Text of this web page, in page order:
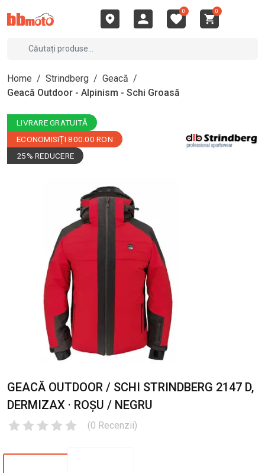
0 0
Home / Strindberg / Geacă /
Geacă Outdoor - Alpinism - Schi Groasă
LIVRARE GRATUITĂ
ECONOMISIȚI 800.00 RON
25% REDUCERE
GEACĂ OUTDOOR / SCHI STRINDBERG 2147 D,
DERMIZAX · ROȘU / NEGRU
(0 Recenzii)